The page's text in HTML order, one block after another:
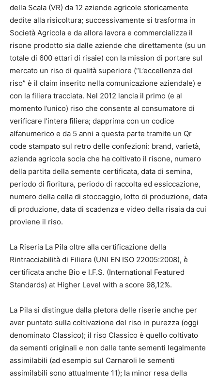
della Scala (VR) da 12 aziende agricole storicamente
dedite alla risicoltura; successivamente si trasforma in
Società Agricola e da allora lavora e commercializza il
risone prodotto sia dalle aziende che direttamente (su un
totale di 600 ettari di risaie) con la mission di portare sul
mercato un riso di qualità superiore (“L’eccellenza del
riso” è il claim inserito nella comunicazione aziendale) e
con la filiera tracciata. Nel 2012 lancia il primo (e al
momento l’unico) riso che consente al consumatore di
verificare l’intera filiera; dapprima con un codice
alfanumerico e da 5 anni a questa parte tramite un Qr
code stampato sul retro delle confezioni: brand, varietà,
azienda agricola socia che ha coltivato il risone, numero
della partita della semente certificata, data di semina,
periodo di fioritura, periodo di raccolta ed essiccazione,
numero della cella di stoccaggio, lotto di produzione, data
di produzione, data di scadenza e video della risaia da cui
proviene il riso.
La Riseria La Pila oltre alla certificazione della
Rintracciabilità di Filiera (UNI EN ISO 22005:2008), è
certificata anche Bio e I.F.S. (International Featured
Standards) at Higher Level with a score 98,12%.
La Pila si distingue dalla pletora delle riserie anche per
aver puntato sulla coltivazione del riso in purezza (oggi
denominato Classico); il riso Classico è quello coltivato
da sementi originali e non dalle tante sementi legalmente
assimilabili (ad esempio sul Carnaroli le sementi
assimilabili sono attualmente 11); la minor resa della